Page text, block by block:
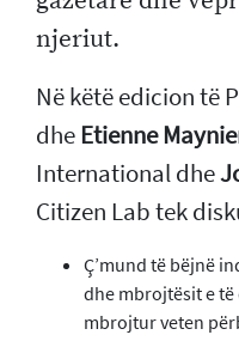
njeriut.
Në këtë edicion të
dheEtienne
International dhe
Citizen Lab tek
Ç’mund të bëjnë
dhe mbrojtësit e
mbrojtur veten